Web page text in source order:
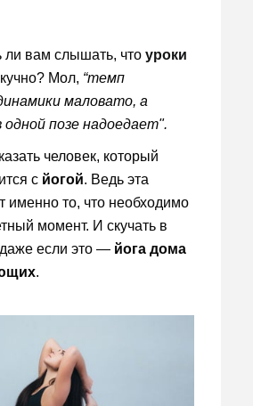
ли вам слышать, что уроки
Мол, “темп
маловато, а
позе надоедает".
человек, который
с йогой. Ведь эта
именно то, что необходимо
момент. И скучать в
даже если это — йога дома
.